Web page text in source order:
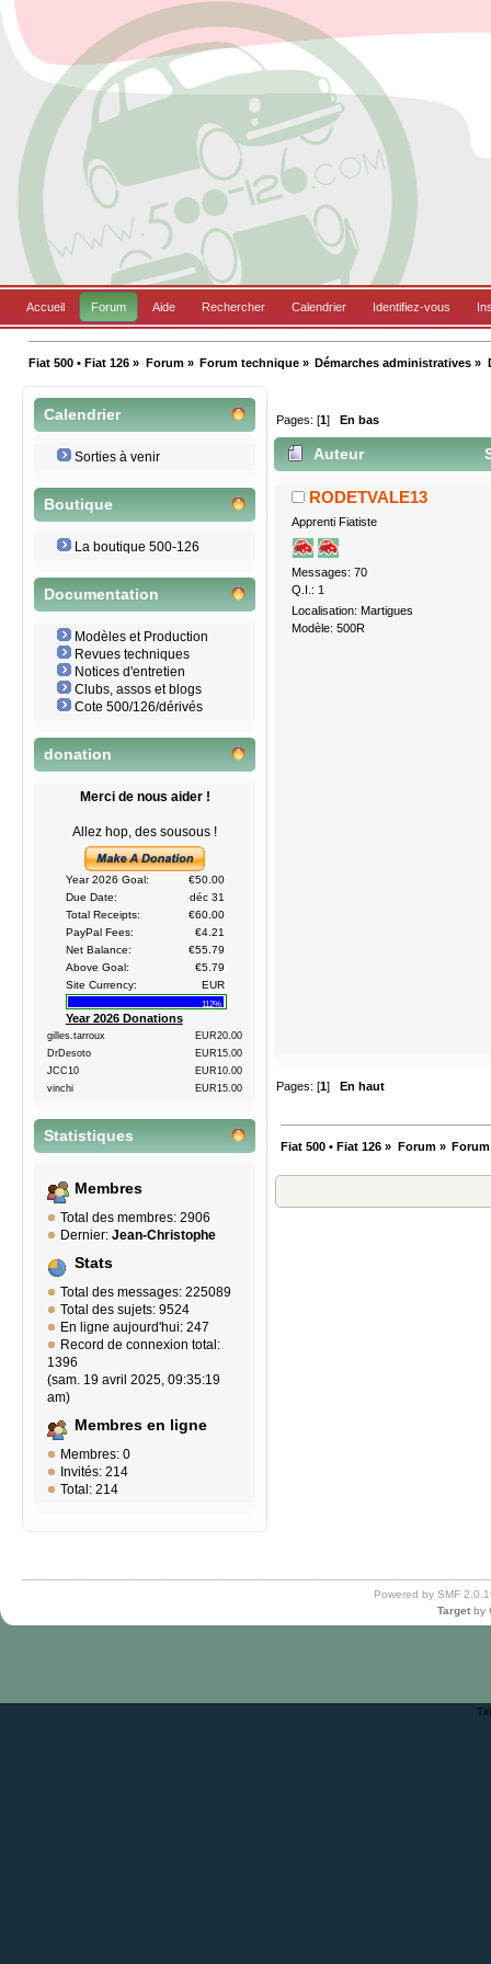
Accueil Forum Aide Rechercher Calendrier Identifiez-vous
Fiat 500 • Fiat 126 » Forum» Forum technique» Démarches administratives »
Calendrier
Sorties à venir
Boutique
La boutique 500-126
Documentation
Modèles et Production
Revues techniques
Notices d'entretien
Clubs, assos et blogs
Cote 500/126/dérivés
donation
Merci de nous aider !
Allez hop, des sousous !
Year 2026 Goal:
€50.00
Due Date:
déc 31
Total Receipts:
€60.00
PayPal Fees:
€4.21
Net Balance:
€55.79
Above Goal:
€5.79
Site Currency:
EUR
112%
Year 2026 Donations
gilles.tarroux
EUR20.00
DrDesoto
EUR15.00
JCC10
EUR10.00
vinchi
EUR15.00
Statistiques
Membres
Total des membres: 2906
Dernier: Jean-Christophe
Stats
Total des messages: 225089
Total des sujets: 9524
En ligne aujourd'hui: 247
Record de connexion total:
1396
(sam. 19 avril 2025, 09:35:19
am)
Membres en ligne
Membres: 0
Invités: 214
Total: 214
Pages: [1] En bas
Auteur
RODETVALE13
Apprenti Fiatiste
Messages: 70
Q.I.: 1
Localisation: Martigues
Modèle: 500R
Pages: [1]En haut
Fiat 500 • Fiat 126 » Forum»
Powered by SMF
Target by